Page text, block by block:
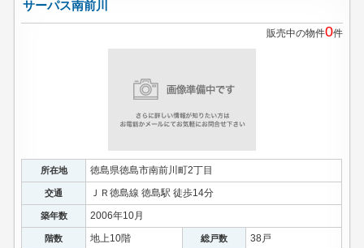
サーパス南前川
販売中の物件0件
所在地 徳島県徳島市南前川町2丁目
交通 ＪＲ徳島線 徳島駅 徒歩14分
築年数 2006年10月
階数 地上10階 総戸数 38戸